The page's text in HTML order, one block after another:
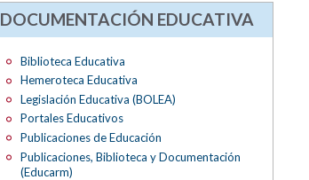
DOCUMENTACIÓN EDUCATIVA
Biblioteca Educativa
Hemeroteca Educativa
Legislación Educativa (BOLEA)
Portales Educativos
Publicaciones de Educación
Publicaciones, Biblioteca y Documentación
(Educarm)